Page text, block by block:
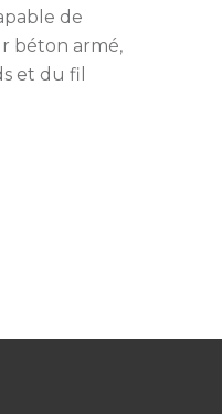
de
béton armé,
et du fil